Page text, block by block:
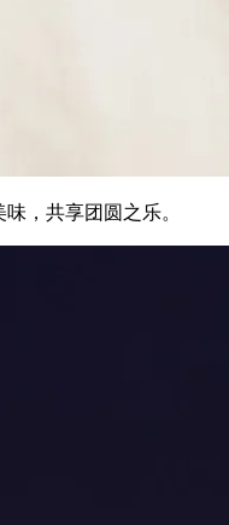
，共享团圆之乐。